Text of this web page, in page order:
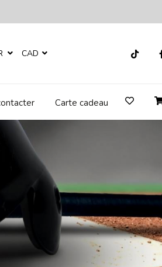
CAD
Carte cadeau